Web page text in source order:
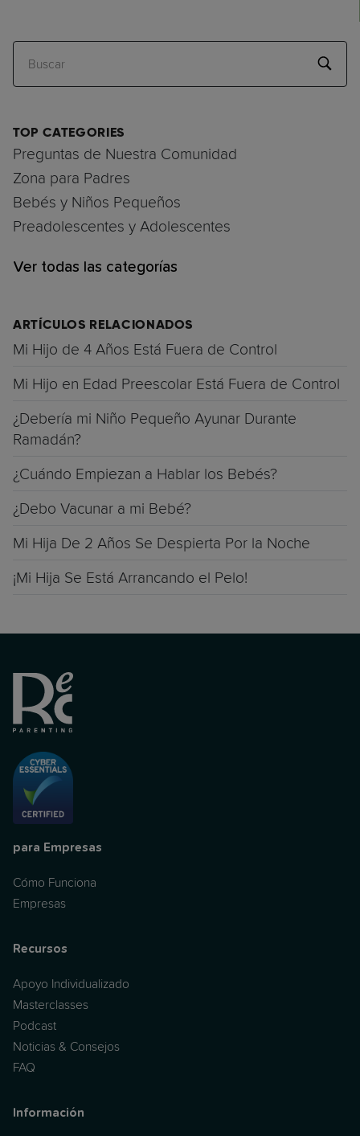
Buscar
TOP CATEGORIES
Preguntas de Nuestra Comunidad
Zona para Padres
Bebés y Niños Pequeños
Preadolescentes y Adolescentes
Ver todas las categorías
ARTÍCULOS RELACIONADOS
Mi Hijo de 4 Años Está Fuera de Control
Mi Hijo en Edad Preescolar Está Fuera de Control
¿Debería mi Niño Pequeño Ayunar Durante
Ramadán?
¿Cuándo Empiezan a Hablar los Bebés?
¿Debo Vacunar a mi Bebé?
Mi Hija De 2 Años Se Despierta Por la Noche
¡Mi Hija Se Está Arrancando el Pelo!
para Empresas
Cómo Funciona
Empresas
Recursos
Apoyo Individualizado
Masterclasses
Podcast
Noticias & Consejos
FAQ
Información